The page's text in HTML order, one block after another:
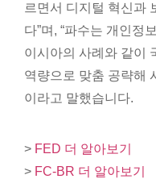
르면서 디지털 혁신과
다”며, “파수는 개인정
이시아의 사례와 같이
역량으로 맞춤 공략해
이라고 말했습니다.
> FED 더 알아보기
> FC-BR 더 알아보기